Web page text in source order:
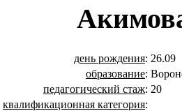
день рождения: 26.09
образование:
педагогический стаж: 20
квалификационная категория: